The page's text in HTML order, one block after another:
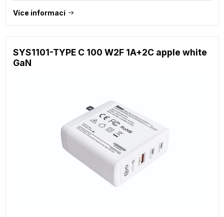
Více informací
SYS1101-TYPE C 100 W2F 1A+2C apple white
GaN